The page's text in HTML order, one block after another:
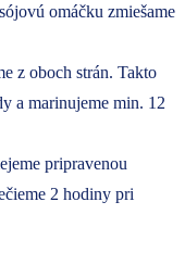
omáčku zmiešame
z oboch strán. Takto
a marinujeme min. 12
pripravenou
2 hodiny pri